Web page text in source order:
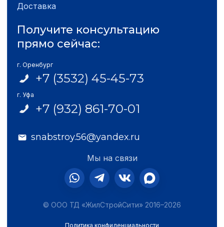
Доставка
Получите консультацию
прямо сейчас:
г. Оренбург
+7 (3532) 45-45-73
г. Уфа
+7 (932) 861-70-01
snabstroy.56@yandex.ru
Мы на связи
© ООО ТД «ЖилСтройСити» 2016–2026
Политика конфиденциальности